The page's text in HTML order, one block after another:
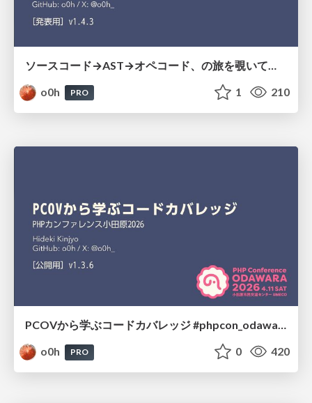
ソースコード→AST→オペコード、の旅を覗いてみる
o0h
PRO 1 210
PCOVから学ぶコードカバレッジ #phpcon_odawara
o0h
PRO 0 420